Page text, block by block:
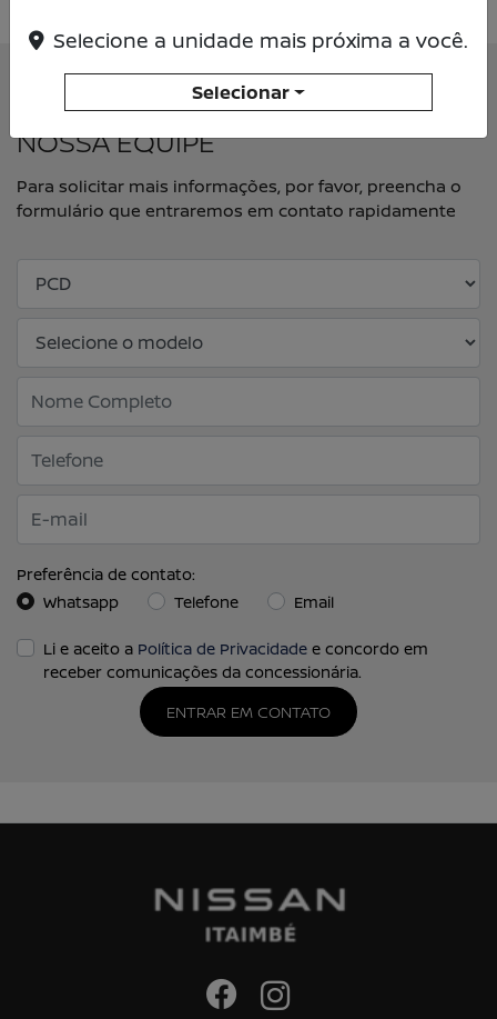
ENTRE EM CONTATO COM A
NOSSA EQUIPE
Para solicitar mais informações, por favor, preencha o
formulário que entraremos em contato rapidamente
Preferência de contato:
Whatsapp
Telefone Email
Li e aceito a Política de Privacidade e concordo em
receber comunicações da concessionária.
ENTRAR EM CONTATO
Selecione a unidade mais próxima a você.
Selecionar